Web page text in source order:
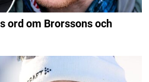
ord om Brorssons och